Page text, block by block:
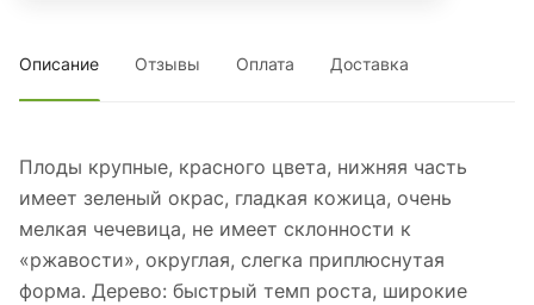
Описание Отзывы Оплата Доставка
Плоды крупные, красного цвета, нижняя часть
имеет зеленый окрас, гладкая кожица, очень
мелкая чечевица, не имеет склонности к
«ржавости», округлая, слегка приплюснутая
форма. Дерево: быстрый темп роста, широкие